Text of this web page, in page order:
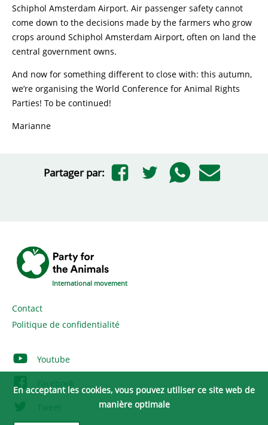
Schiphol Amsterdam Airport. Air passenger safety cannot
come down to the decisions made by the farmers who grow
crops around Schiphol Amsterdam Airport, often on land the
central government owns.
And now for something different to close with: this autumn,
we’re organising the World Conference for Animal Rights
Parties! To be continued!
Marianne
Partager par:
International movement
Contact
Politique de confidentialité
Youtube
Facebook
Tweet
En acceptant les cookies, vous pouvez utiliser ce site web de
manière optimale